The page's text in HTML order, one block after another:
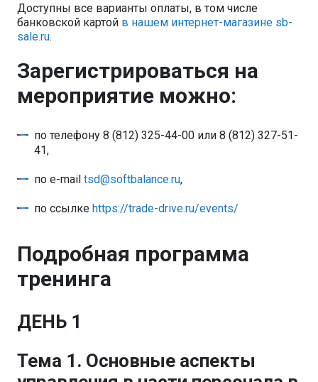
Доступны все варианты оплаты, в том числе
банковской картой в нашем интернет-магазине sb-
sale.ru.
Зарегистрироваться на
мероприятие можно:
по телефону 8 (812) 325-44-00 или 8 (812) 327-51-
41,
по e-mail tsd@softbalance.ru,
по ссылке https://trade-drive.ru/events/
Подробная программа
тренинга
ДЕНЬ 1
Тема 1. Основные аспекты